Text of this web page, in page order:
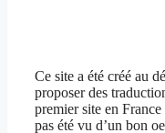
Ce site a été créé au
proposer des
premier site en France
pas été vu d’un bon